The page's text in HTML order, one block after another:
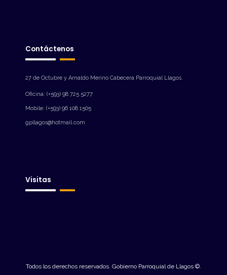
Contáctenos
27 de Octubre y Arnaldo Merino Cabecera Parroquial Llagos.
Oficina: (+593) 98 725 5277
Mobile: (+593) 96 108 1505
gpllagos@hotmail.com
Visitas
Todos los derechos reservados. Gobierno Parroquial de Llagos ©.